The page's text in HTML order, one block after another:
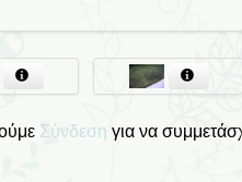
Σύνδεση για να